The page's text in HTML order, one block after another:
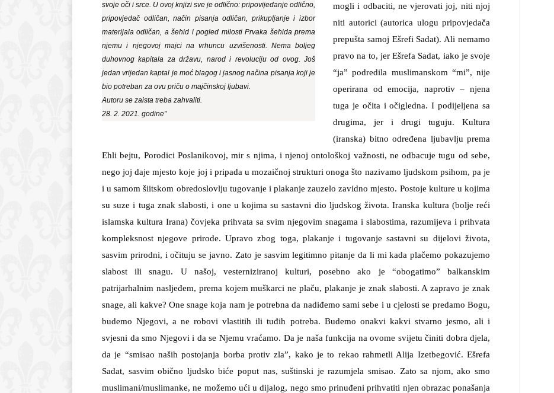
svoje oči i srce. U ovoj knjizi sve je odlično: pripovijedanje odlično,
pripovjedač odličan, način pisanja odličan, prikupljanje i izbor
materijala odličan, a šehid i pogled milosti Prvaka šehida prema
njemu i njegovoj majci na vrhuncu uzvišenosti. Nema boljeg
duhovnog kapitala za državu, narod i revoluciju od ovog. Još
jedan vrijedan kaptal je moć blagog i jasnog načina pisanja koji je
bio potreban za ovu priču o majčinskoj ljubavi.
Autoru se zaista treba zahvaliti.
28. 2. 2021. godine”
mogli i odbaciti, ne vjerovati joj, niti njoj
niti autorici (autorica ulogu pripovjedača
prepušta samoj Ešrefi Sadat). Ali nemamo
pravo na to, jer Ešrefa Sadat, iako je svoje
“ja” podredila muslimanskom “mi”, nije
operirana od emocija, naprotiv – njena
tuga je očita i očigledna. I podijeljena sa
drugima, jer i drugi tuguju. Kultura
(iranska) bitno određena ljubavlju prema
Ehli bejtu, Porodici Poslanikovoj, mir s njima, i njenoj ontološkoj važnosti, ne odbacuje tugu od sebe,
nego joj daje mjesto koje joj i pripada u mozaičnoj strukturi onoga što nazivamo ljudskom psihom, pa je
i u samom šiitskom obredoslovlju tugovanje i plakanje zauzelo zavidno mjesto. Postoje kulture u kojima
su suze i tuga znak slabosti, i one u kojima su sastavni dio ljudskog života. Iranska kultura (bolje reći
islamska kultura Irana) čovjeka prihvata sa svim njegovim snagama i slabostima, razumijeva i prihvata
kompleksnost njegove prirode. Upravo zbog toga, plakanje i tugovanje sastavni su dijelovi života,
sasvim prirodni, i očituju se javno. Zato je sasvim legitimno pitanje da li mi kada plačemo pokazujemo
slabost ili snagu. U našoj, vesterniziranoj kulturi, posebno ako je “obogatimo” balkanskim
patrijarhalnim nasljeđem, prema kojem muškarci ne plaču, plakanje je znak slabosti. A zapravo je znak
snage, ali kakve? One snage koja nam je potrebna da nadiđemo sami sebe i u cjelosti se predamo Bogu,
budemo Njegovi, a ne robovi vlastitih ili tuđih potreba. Budemo onakvi kakvi stvarno jesmo, ali i
svjesni da smo Njegovi i da se Njemu vraćamo. Da je naša funkcija na ovome svijetu činiti dobra djela,
da je “smisao naših postojanja borba protiv zla”, kako je to rekao rahmetli Alija Izetbegović. Ešrefa
Sadat, sasvim obično ljudsko biće poput nas, suštinski je razumjela smisao. Zato sa njom, ako smo
muslimani/muslimanke, ne možemo ući u dijalog, nego smo prinuđeni prihvatiti njen obrazac ponašanja